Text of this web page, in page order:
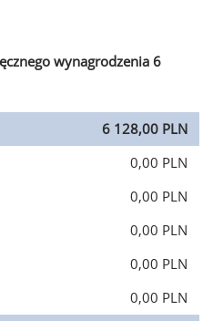
wynagrodzenia 6
6 128,00 PLN
0,00 PLN
0,00 PLN
0,00 PLN
0,00 PLN
0,00 PLN